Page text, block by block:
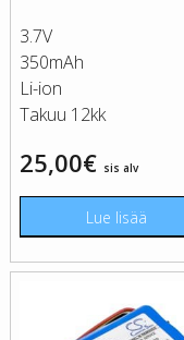
3.7V
350mAh
Li-ion
Takuu 12kk
25,00€ sis alv
Lue lisää